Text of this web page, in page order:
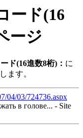
ード(16
ージ
ド(16進数8桁)： に
ます。
04/03/724736.aspx
в голове... - Site